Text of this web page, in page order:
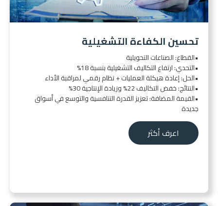
تحسين الكفاءة التشغيلية
•القطاع: الصناعات التحويلية
•التحدي: ارتفاع التكاليف التشغيلية بنسبة 18%
•الحل: إعادة هيكلة العمليات + نظام رقمي لمراقبة الأداء
•النتائج: خفض التكاليف 22% وزيادة الإنتاجية 30%
•القيمة المضافة: تعزيز القدرة التنافسية والتوسع في أسواق
جديدة
اعرف أكثر